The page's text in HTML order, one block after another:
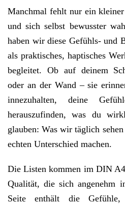
Manchmal fehlt nur ein
und sich selbst bewusster
haben wir diese Gefühls- und
als praktisches, haptisches
begleitet. Ob auf deinem
oder an der Wand – sie
innezuhalten, deine
herauszufinden, was du
glauben: Was wir täglich
echten Unterschied machen.
Die Listen kommen im DIN
Qualität, die sich angenehm
Seite enthält die